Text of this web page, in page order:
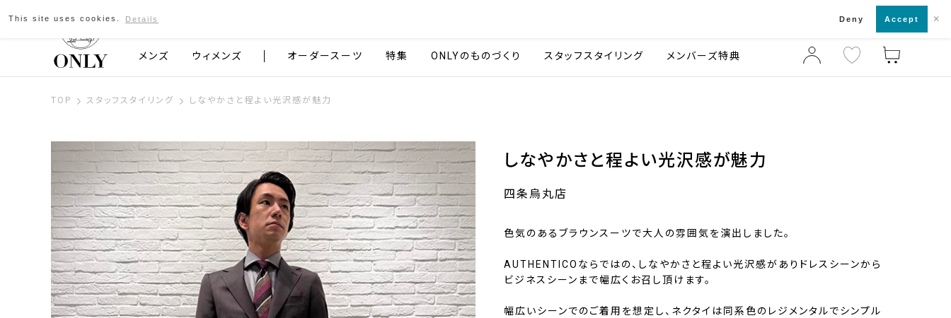
京都発のスーツブランド ONLY 店舗一覧・来店予約
メンズ ウィメンズ オーダースーツ 特集 ONLYのものづくり スタッフスタイリング メンバーズ特典
TOP スタッフスタイリング しなやかさと程よい光沢感が魅力
しなやかさと程よい光沢感が魅力
四条烏丸店
色気のあるブラウンスーツで大人の雰囲気を演出しました。
AUTHENTICOならではの、しなやかさと程よい光沢感がありドレスシーンから
ビジネスシーンまで幅広くお召し頂けます。
幅広いシーンでのご着用を想定し、ネクタイは同系色のレジメンタルでシンプル
This site uses cookies. Details Deny Accept ×